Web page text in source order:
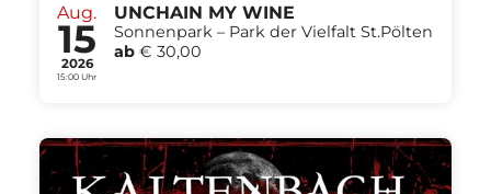
Aug.
15
2026
15:00 Uhr
UNCHAIN MY WINE
Sonnenpark – Park der Vielfalt St.Pölten
ab € 30,00